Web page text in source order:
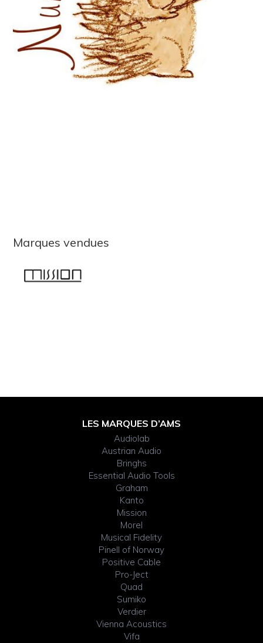
Marques vendues
LES MARQUES D’AMS
Audiolab
Austrian Audio
Bringhs
Essential Audio Tools
Graham
Kanto
Mission
Morel
Musical Fidelity
Pinell of Norway
Positive Cable
Pro-Ject
Quad
Sumiko
Verdier
Vienna Acoustics
Vifa